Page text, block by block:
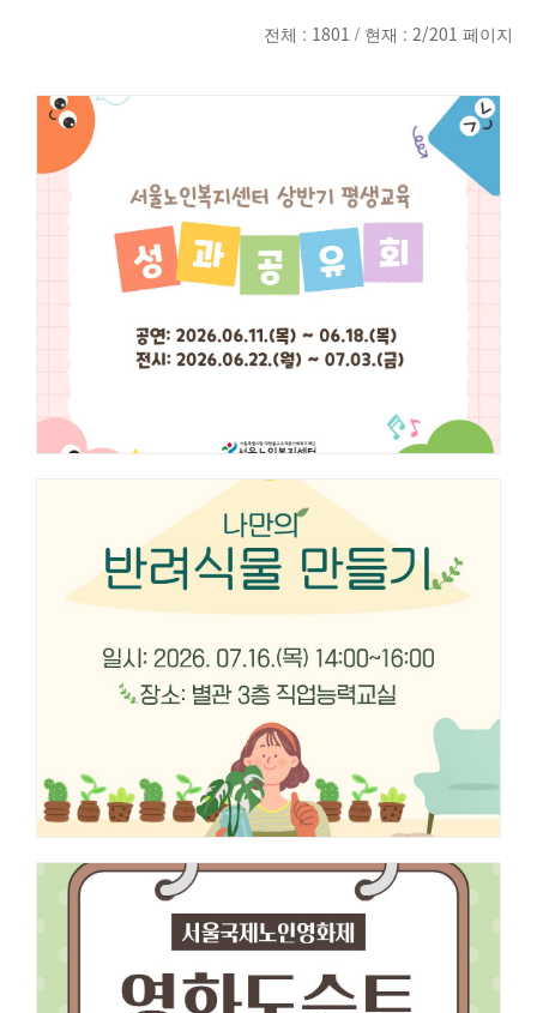
전체 : 1801 / 현재 : 2/201 페이지